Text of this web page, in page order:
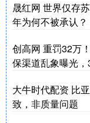
晟红网 世界仅存
年为何不被承认？
创高网 重罚32万
保渠道乱象曝光
大牛时代配资 比
致，非质量问题